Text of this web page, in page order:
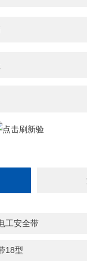
工安全带
18型